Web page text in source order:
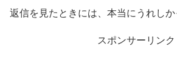
返信を見たときには、本当にうれしか
スポンサーリンク